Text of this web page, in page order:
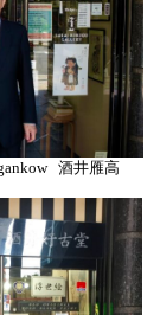
酒井雁高